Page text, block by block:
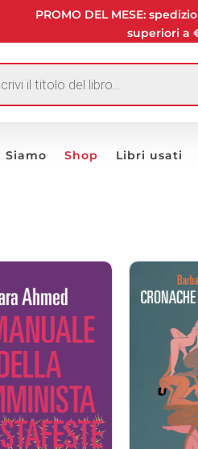
PROMO DEL MESE:
superiori a
Siamo Shop Libri usati